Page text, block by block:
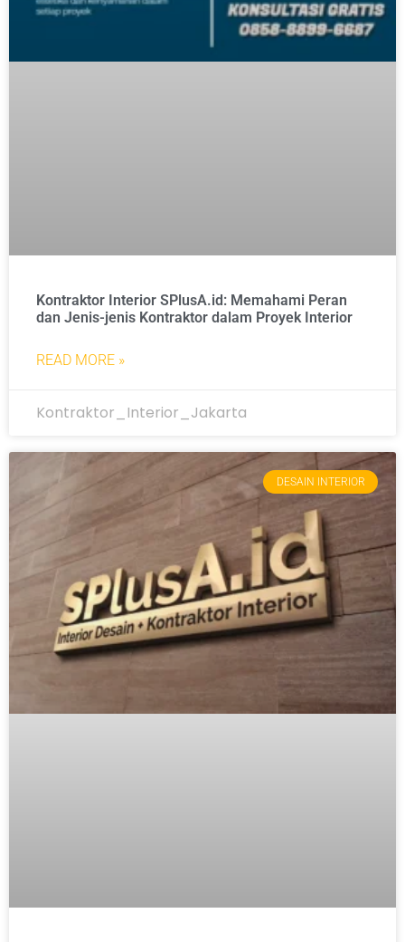
Kontraktor Interior SPlusA.id: Memahami Peran
dan Jenis-jenis Kontraktor dalam Proyek Interior
READ MORE »
Kontraktor_Interior_Jakarta
DESAIN INTERIOR